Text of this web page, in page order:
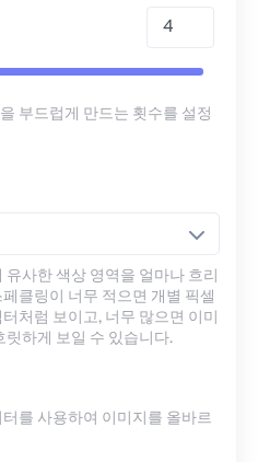
부드럽게 만드는 횟수를 설정
사한 색상 영역을 얼마나 흐리
클링이 너무 적으면 개별 픽셀
처럼 보이고, 너무 많으면 이미
릿하게 보일 수 있습니다.
를 사용하여 이미지를 올바르